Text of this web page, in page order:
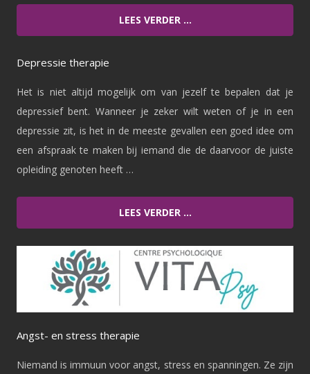
LEES VERDER …
Depressie therapie
Het is niet altijd mogelijk om van jezelf te bepalen dat je
depressief bent. Wanneer je zeker wilt weten of je in een
depressie zit, is het in de meeste gevallen een goed idee om
een afspraak te maken bij iemand die de daarvoor de juiste
opleiding genoten heeft …
LEES VERDER …
Angst- en stress therapie
Niemand is immuun voor angst, stress en spanningen. Ze zijn